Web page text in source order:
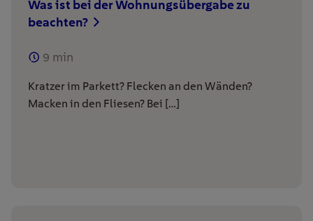
Was ist bei der Wohnungsübergabe zu
beachten?
9 min
Kratzer im Parkett? Flecken an den Wänden?
Macken in den Fliesen? Bei […]